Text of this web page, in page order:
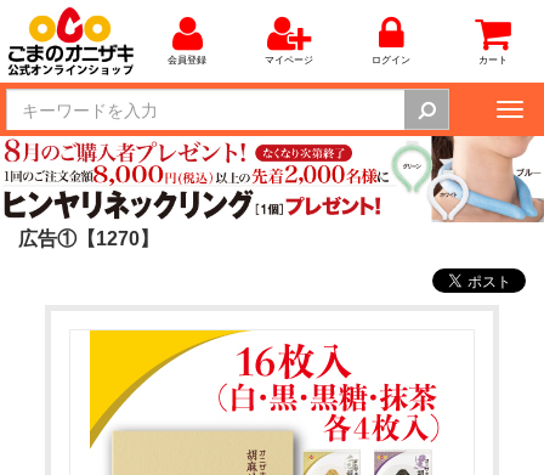
会員登録 マイページ ログイン カート
広告①【1270】